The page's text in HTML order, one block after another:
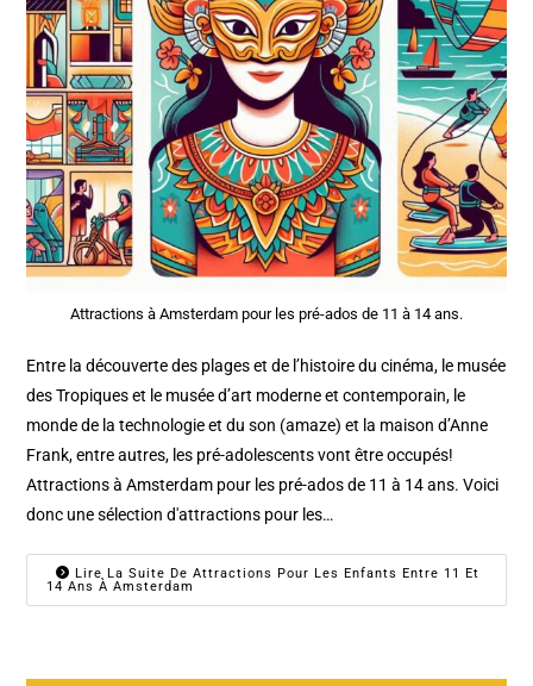
Attractions à Amsterdam pour les pré-ados de 11 à 14 ans.
Entre la découverte des plages et de l’histoire du cinéma, le musée
des Tropiques et le musée d’art moderne et contemporain, le
monde de la technologie et du son (amaze) et la maison d’Anne
Frank, entre autres, les pré-adolescents vont être occupés!
Attractions à Amsterdam pour les pré-ados de 11 à 14 ans. Voici
donc une sélection d'attractions pour les…
Lire La Suite De Attractions Pour Les Enfants Entre 11 Et
14 Ans À Amsterdam